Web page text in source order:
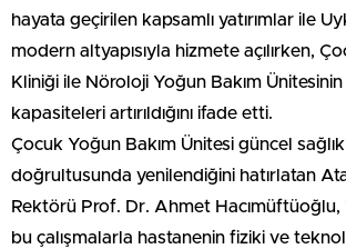
hayata geçirilen kapsamlı yatırımlar ile
modern altyapısıyla hizmete açılırken,
Kliniği ile Nöroloji Yoğun Bakım
kapasiteleri artırıldığını ifade etti.
Çocuk Yoğun Bakım Ünitesi güncel
doğrultusunda yenilendiğini hatırlatan
Rektörü Prof. Dr. Ahmet Hacımüftüoğlu,
bu çalışmalarla hastanenin fiziki ve